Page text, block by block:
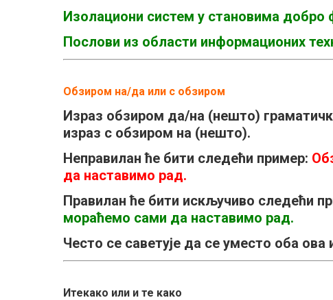
Изолациони систем у становима добро
Послови из области информационих
Обзиром на/да или с обзиром
Израз обзиром да/на (нешто)
израз с обзиром на (нешто).
Неправилан ће бити следећи пример:
да наставимо рад.
Правилан ће бити искључиво следећи
мораћемо сами да наставимо рад.
Често се саветује да се уместо оба ова
Итекако или и те како